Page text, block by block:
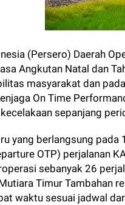
(Persero) Daerah
Angkutan Natal dan
masyarakat dan
On Time
sepanjang
yang berlangsung
OTP) perjalanan
sebanyak 26
Timur Tambahan
waktu sesuai jadwal